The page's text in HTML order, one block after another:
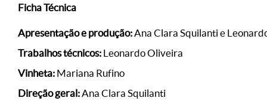
Ficha Técnica
Apresentação e produção:Ana Clara Squilanti e
Trabalhos técnicos: Leonardo Oliveira
Vinheta: Mariana Rufino
Direção geral:Ana Clara Squilanti